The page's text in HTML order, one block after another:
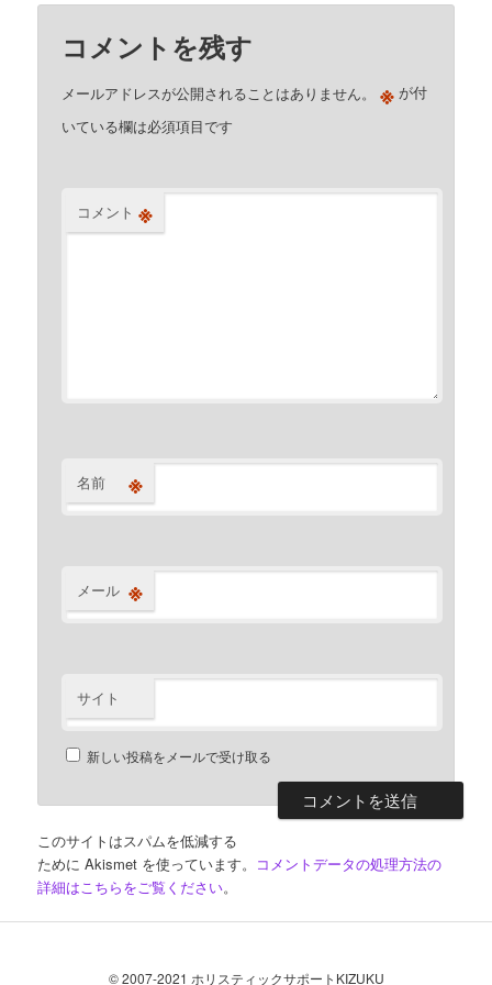
コメントを残す
メールアドレスが公開されることはありません。 ※ が付
いている欄は必須項目です
コメント ※
名前 ※
メール ※
サイト
新しい投稿をメールで受け取る
このサイトはスパムを低減する
ために Akismet を使っています。 コメントデータの処理方法の
詳細はこちらをご覧ください。
© 2007-2021 ホリスティックサポートKIZUKU